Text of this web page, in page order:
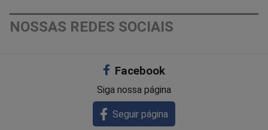
NOSSAS REDES SOCIAIS
Facebook
Siga nossa página
Seguir página